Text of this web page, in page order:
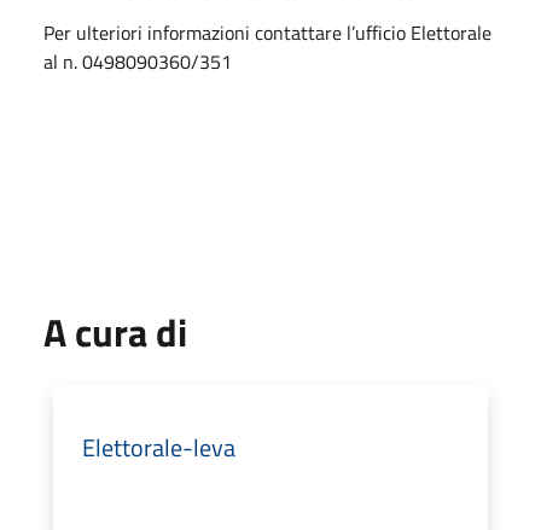
Per ulteriori informazioni contattare l’ufficio Elettorale
al n. 0498090360/351
A cura di
Elettorale-leva